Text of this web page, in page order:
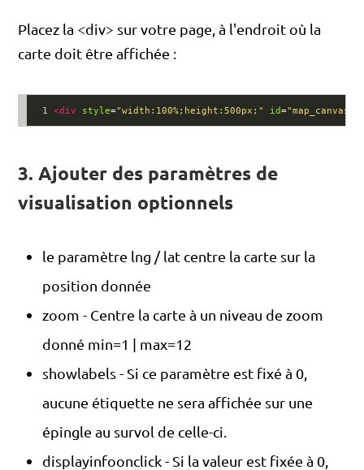
Placez la <div> sur votre page, à l'endroit où la
carte doit être affichée :
1 <div style="width:100%;height:500px;" id="map_canvas"
3. Ajouter des paramètres de
visualisation optionnels
le paramètre lng / lat centre la carte sur la
position donnée
zoom - Centre la carte à un niveau de zoom
donné min=1 | max=12
showlabels - Si ce paramètre est fixé à 0,
aucune étiquette ne sera affichée sur une
épingle au survol de celle-ci.
displayinfoonclick - Si la valeur est fixée à 0,